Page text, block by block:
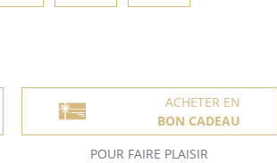
ACHETER EN
BON CADEAU
POUR FAIRE PLAISIR